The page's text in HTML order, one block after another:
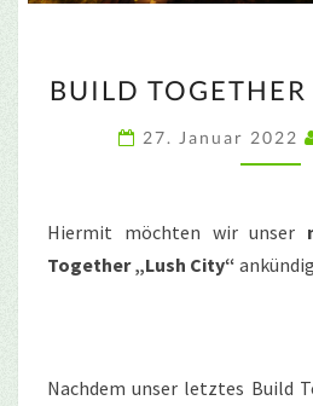
BUILD TOGETHER
27. Januar 2022
Hiermit möchten wir unser
Together „Lush City“
Nachdem unser letztes Build